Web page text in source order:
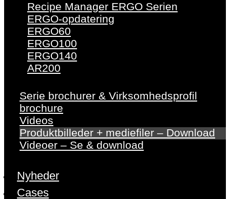
Recipe Manager ERGO Serien
ERGO-opdatering
ERGO60
ERGO100
ERGO140
AR200
Serie brochurer & Virksomhedsprofil
brochure
Videos
Produktbilleder + mediefiler – Download
Videoer – Se & download
Nyheder
Cases